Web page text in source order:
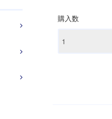
購入数